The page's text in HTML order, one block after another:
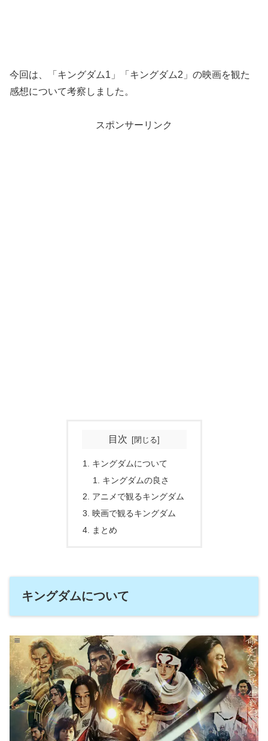
今回は、「キングダム1」「キングダム2」の映画を観た
感想について考察しました。
スポンサーリンク
目次
キングダムについて
キングダムの良さ
アニメで観るキングダム
映画で観るキングダム
まとめ
キングダムについて